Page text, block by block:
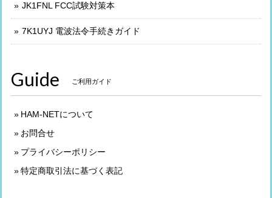
JK1FNL FCC試験対策本
7K1UYJ 電波法令手続きガイド
Guide ご利用ガイド
HAM-NETについて
お問合せ
プライバシーポリシー
特定商取引法に基づく表記